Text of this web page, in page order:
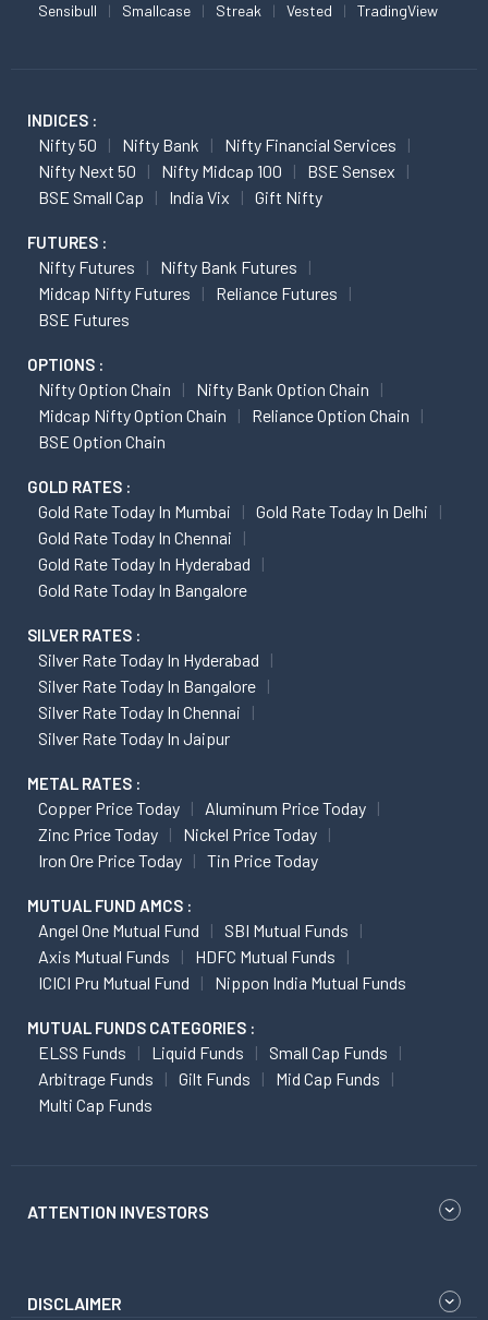
Sensibull Smallcase Streak Vested TradingView
INDICES :
Nifty 50 Nifty Bank
Nifty Financial Services
Nifty Next 50
Nifty Midcap 100
BSE Sensex
BSE Small Cap
India Vix Gift Nifty
FUTURES :
Nifty Futures
Nifty Bank Futures
Midcap Nifty Futures
Reliance Futures
BSE Futures
OPTIONS :
Nifty Option Chain
Nifty Bank Option Chain
Midcap Nifty Option Chain
Reliance Option Chain
BSE Option Chain
GOLD RATES :
Gold Rate Today In Mumbai
Gold Rate Today In Delhi
Gold Rate Today In Chennai
Gold Rate Today In Hyderabad
Gold Rate Today In Bangalore
SILVER RATES :
Silver Rate Today In Hyderabad
Silver Rate Today In Bangalore
Silver Rate Today In Chennai
Silver Rate Today In Jaipur
METAL RATES :
Copper Price Today
Aluminum Price Today
Zinc Price Today
Nickel Price Today
Iron Ore Price Today
Tin Price Today
MUTUAL FUND AMCS :
Angel One Mutual Fund
SBI Mutual Funds
Axis Mutual Funds
HDFC Mutual Funds
ICICI Pru Mutual Fund
Nippon India Mutual Funds
MUTUAL FUNDS CATEGORIES :
ELSS Funds Liquid Funds
Small Cap Funds
Arbitrage Funds
Gilt Funds
Mid Cap Funds
Multi Cap Funds
ATTENTION INVESTORS
DISCLAIMER